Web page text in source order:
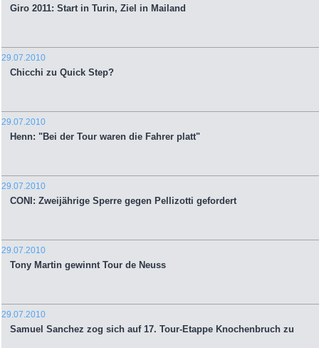
Giro 2011: Start in Turin, Ziel in Mailand
29.07.2010
Chicchi zu Quick Step?
29.07.2010
Henn: "Bei der Tour waren die Fahrer platt"
29.07.2010
CONI: Zweijährige Sperre gegen Pellizotti gefordert
29.07.2010
Tony Martin gewinnt Tour de Neuss
29.07.2010
Samuel Sanchez zog sich auf 17. Tour-Etappe Knochenbruch zu